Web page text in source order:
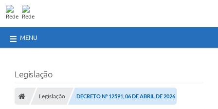
MENU
Legislação
Legislação DECRETO Nº 12591, 06 DE ABRIL DE 2026